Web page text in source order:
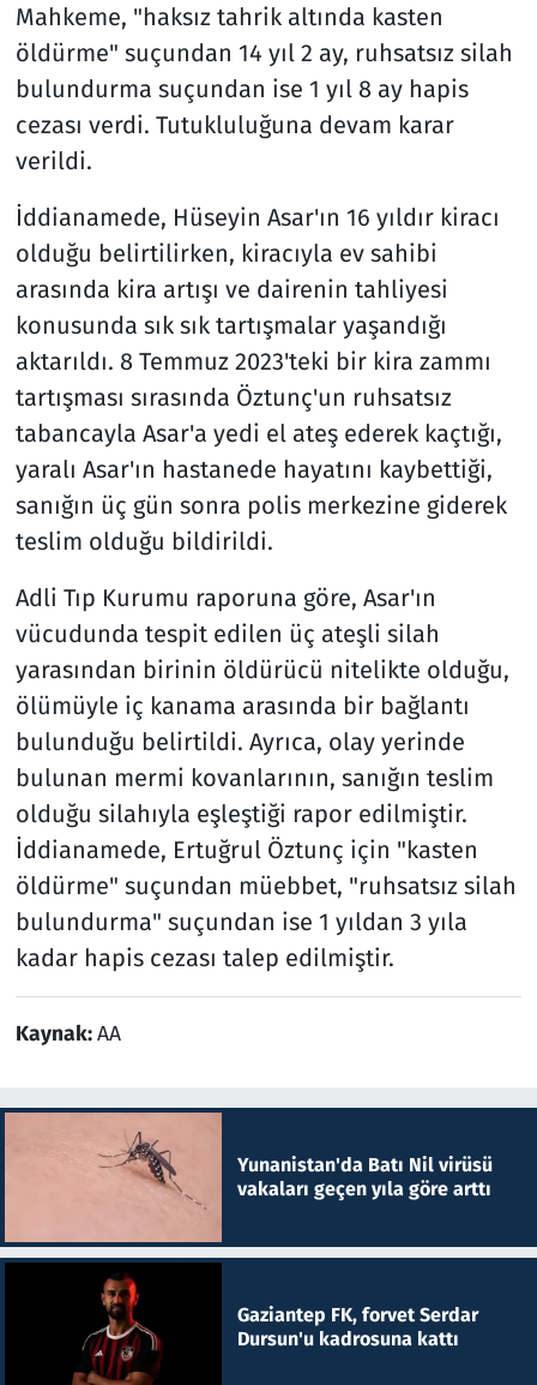
Mahkeme, "haksız tahrik altında kasten
öldürme" suçundan 14 yıl 2 ay, ruhsatsız silah
bulundurma suçundan ise 1 yıl 8 ay hapis
cezası verdi. Tutukluluğuna devam karar
verildi.
İddianamede, Hüseyin Asar'ın 16 yıldır kiracı
olduğu belirtilirken, kiracıyla ev sahibi
arasında kira artışı ve dairenin tahliyesi
konusunda sık sık tartışmalar yaşandığı
aktarıldı. 8 Temmuz 2023'teki bir kira zammı
tartışması sırasında Öztunç'un ruhsatsız
tabancayla Asar'a yedi el ateş ederek kaçtığı,
yaralı Asar'ın hastanede hayatını kaybettiği,
sanığın üç gün sonra polis merkezine giderek
teslim olduğu bildirildi.
Adli Tıp Kurumu raporuna göre, Asar'ın
vücudunda tespit edilen üç ateşli silah
yarasından birinin öldürücü nitelikte olduğu,
ölümüyle iç kanama arasında bir bağlantı
bulunduğu belirtildi. Ayrıca, olay yerinde
bulunan mermi kovanlarının, sanığın teslim
olduğu silahıyla eşleştiği rapor edilmiştir.
İddianamede, Ertuğrul Öztunç için "kasten
öldürme" suçundan müebbet, "ruhsatsız silah
bulundurma" suçundan ise 1 yıldan 3 yıla
kadar hapis cezası talep edilmiştir.
Kaynak:AA
Yunanistan'da Batı Nil virüsü
vakaları geçen yıla göre arttı
Gaziantep FK, forvet Serdar
Dursun'u kadrosuna kattı